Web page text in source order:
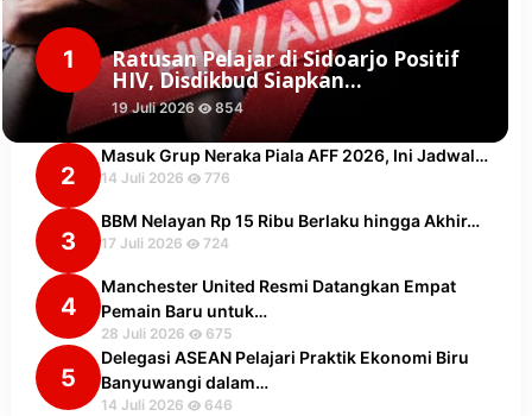
1 Ratusan Pelajar di Sidoarjo Positif
HIV, Disdikbud Siapkan…
19 Juli 2026 854
2
Masuk Grup Neraka Piala AFF 2026, Ini Jadwal…
14 Juli 2026 776
3
BBM Nelayan Rp 15 Ribu Berlaku hingga Akhir…
17 Juli 2026 724
4
Manchester United Resmi Datangkan Empat
Pemain Baru untuk…
28 Juli 2026 675
5
Delegasi ASEAN Pelajari Praktik Ekonomi Biru
Banyuwangi dalam…
14 Juli 2026 646